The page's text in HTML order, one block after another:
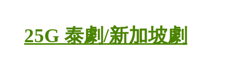
25G 泰劇/新加坡劇